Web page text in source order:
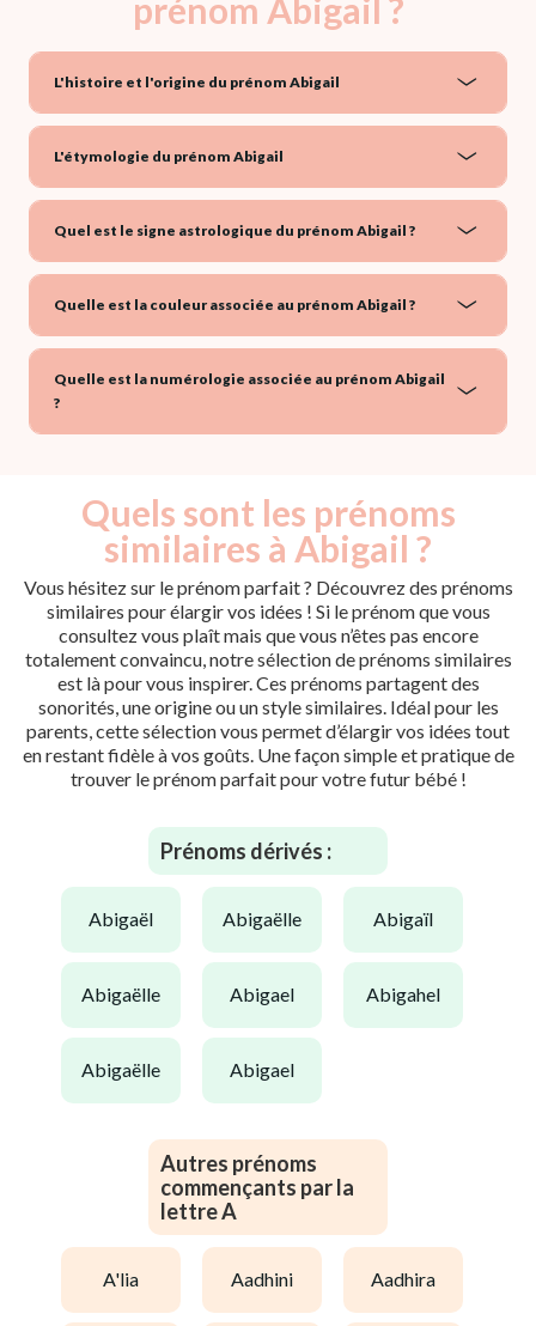
prénom Abigail ?
L'histoire et l'origine du prénom Abigail
L'étymologie du prénom Abigail
Quel est le signe astrologique du prénom Abigail ?
Quelle est la couleur associée au prénom Abigail ?
Quelle est la numérologie associée au prénom Abigail
?
Quels sont les prénoms
similaires à Abigail ?
Vous hésitez sur le prénom parfait ? Découvrez des prénoms
similaires pour élargir vos idées ! Si le prénom que vous
consultez vous plaît mais que vous n’êtes pas encore
totalement convaincu, notre sélection de prénoms similaires
est là pour vous inspirer. Ces prénoms partagent des
sonorités, une origine ou un style similaires. Idéal pour les
parents, cette sélection vous permet d’élargir vos idées tout
en restant fidèle à vos goûts. Une façon simple et pratique de
trouver le prénom parfait pour votre futur bébé !
Prénoms dérivés :
abigaël abigaëlle abigaïl
abigaëlle abigael abigahel
abigaëlle abigael
Autres prénoms
commençants par la
lettre A
a'lia aadhini aadhira